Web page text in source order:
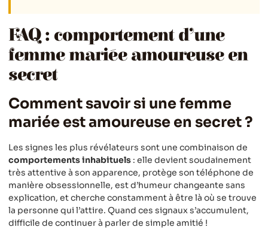
FAQ : comportement d’une
femme mariée amoureuse en
secret
Comment savoir si une femme
mariée est amoureuse en secret ?
Les signes les plus révélateurs sont une combinaison de
comportements inhabituels : elle devient soudainement
très attentive à son apparence, protège son téléphone de
manière obsessionnelle, est d’humeur changeante sans
explication, et cherche constamment à être là où se trouve
la personne qui l’attire. Quand ces signaux s’accumulent,
difficile de continuer à parler de simple amitié !